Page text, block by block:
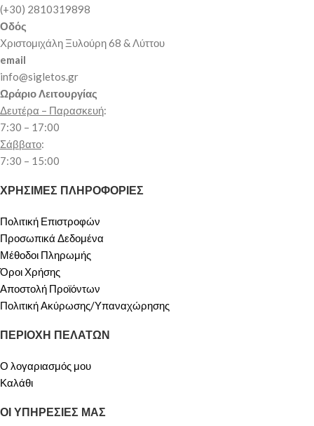
(+30) 2810319898
Οδός
Χριστομιχάλη Ξυλούρη 68 & Λύττου
email
info@sigletos.gr
Ωράριο Λειτουργίας
Δευτέρα – Παρασκευή:
7:30 – 17:00
Σάββατο:
7:30 – 15:00
ΧΡΗΣΙΜΕΣ ΠΛΗΡΟΦΟΡΙΕΣ
Πολιτική Επιστροφών
Προσωπικά Δεδομένα
Μέθοδοι Πληρωμής
Όροι Χρήσης
Αποστολή Προϊόντων
Πολιτική Ακύρωσης/Υπαναχώρησης
ΠΕΡΙΟΧΗ ΠΕΛΑΤΩΝ
Ο λογαριασμός μου
Καλάθι
ΟΙ ΥΠΗΡΕΣΙΕΣ ΜΑΣ